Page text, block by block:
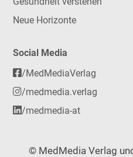
Neue Horizonte
Social Media
/MedMediaVerlag
/medmedia.verlag
/medmedia-at
© MedMedia Verlag